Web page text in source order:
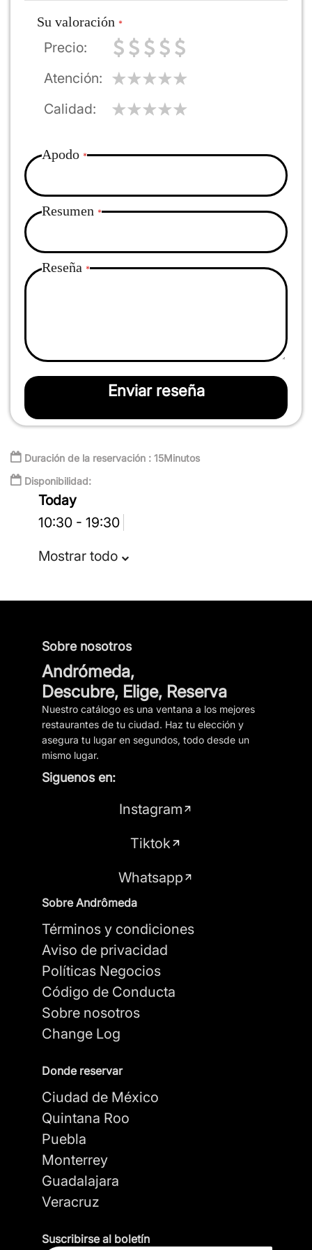
Su valoración
Precio
Atención
Calidad
Apodo
Resumen
Reseña
Enviar reseña
Duración de la reservación : 15Minutos
Disponibilidad:
Today
10:30 - 19:30
Mostrar todo
Sobre nosotros
Andrómeda,
Descubre, Elige, Reserva
Nuestro catálogo es una ventana a los mejores
restaurantes de tu ciudad. Haz tu elección y
asegura tu lugar en segundos, todo desde un
mismo lugar.
Siguenos en:
Instagram
Tiktok
Whatsapp
Sobre Andrômeda
Términos y condiciones
Aviso de privacidad
Políticas Negocios
Código de Conducta
Sobre nosotros
Change Log
Donde reservar
Ciudad de México
Quintana Roo
Puebla
Monterrey
Guadalajara
Veracruz
Suscribirse al boletín